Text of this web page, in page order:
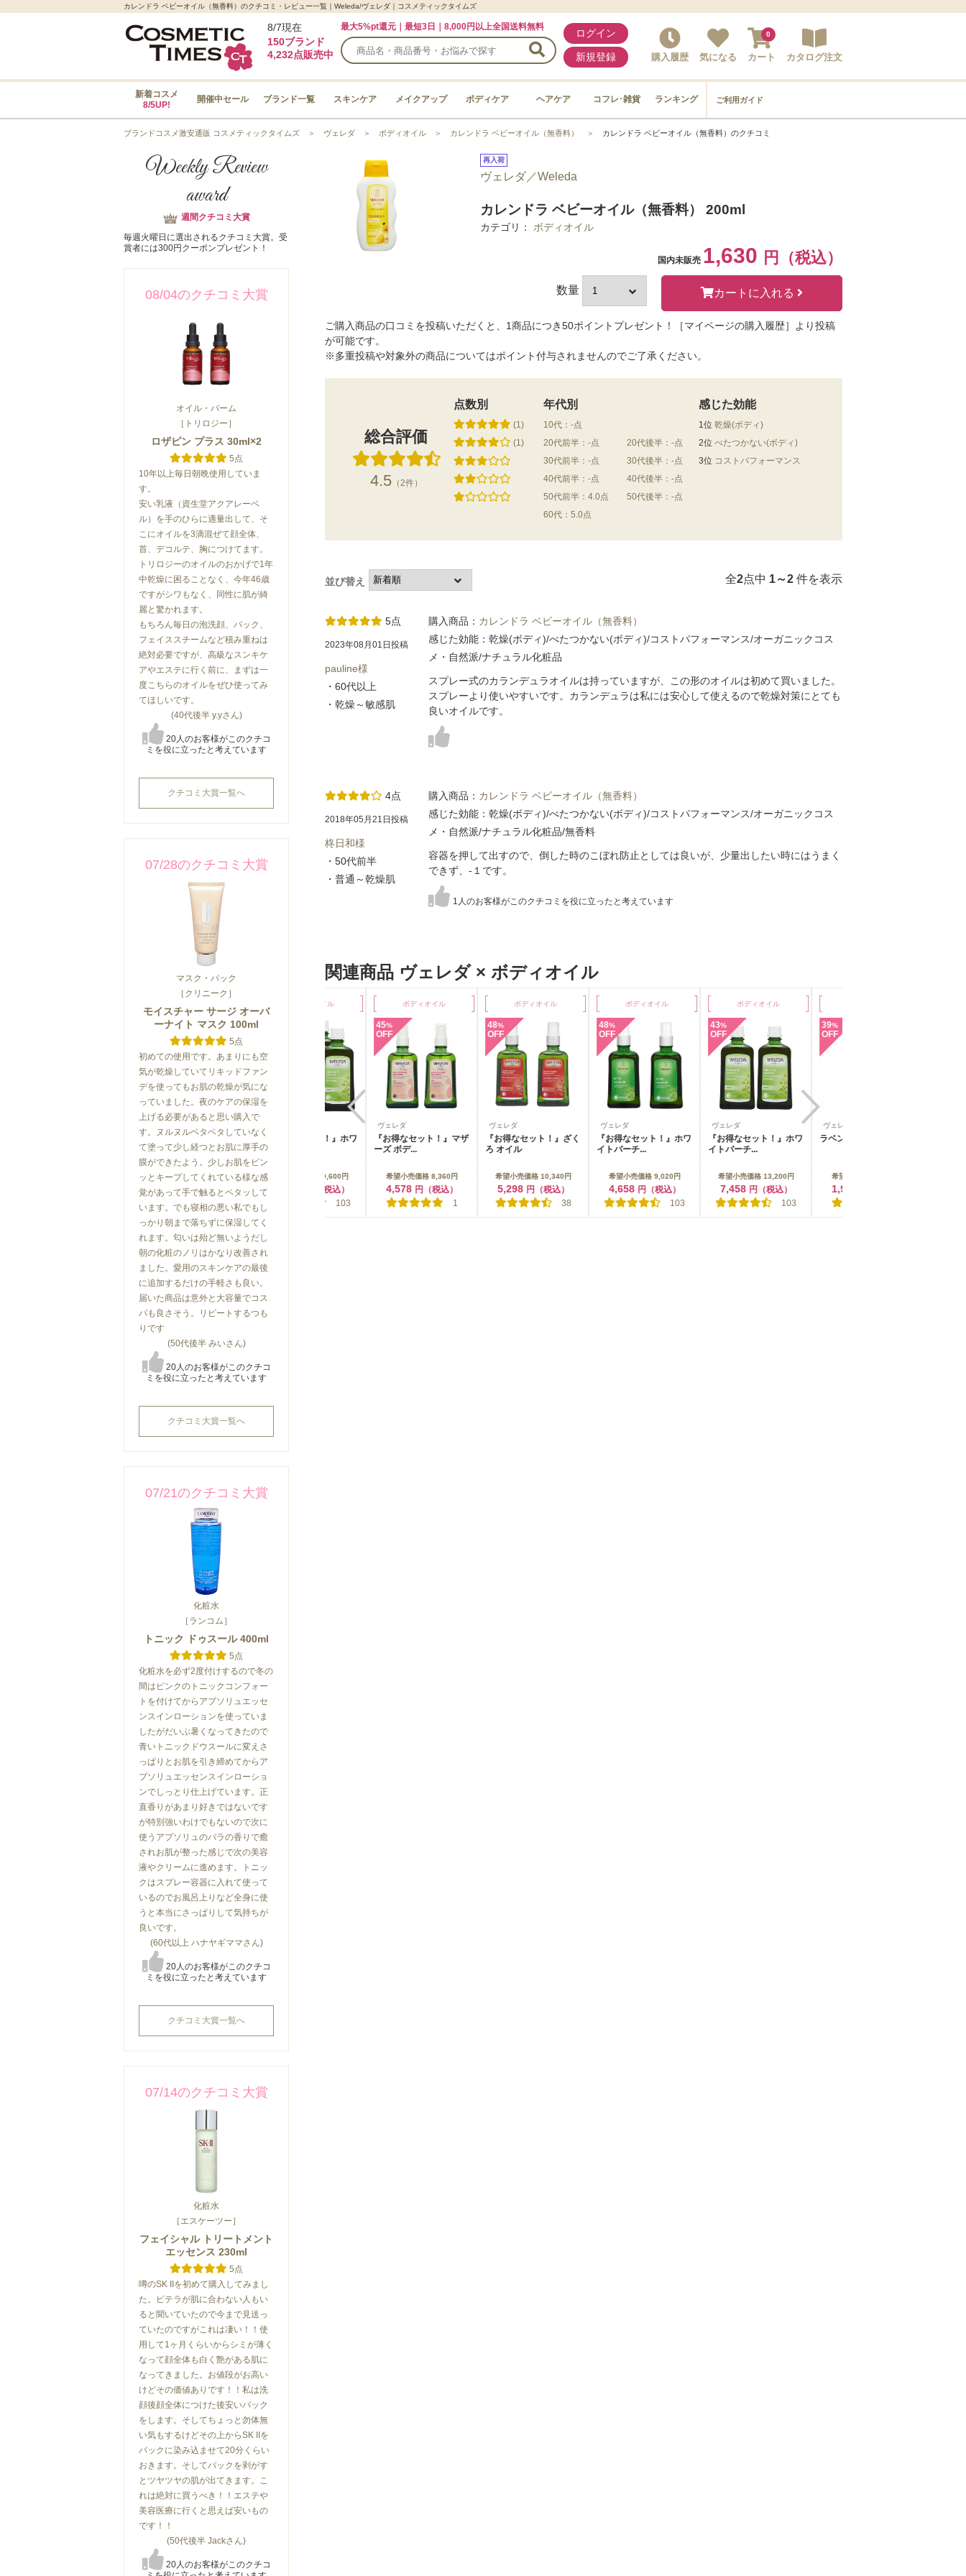
カレンドラ ベビーオイル（無香料）のクチコミ・レビュー一覧｜Weleda/ヴェレダ｜コスメティックタイムズ
8/7現在
150ブランド
4,232点販売中
最大5%pt還元｜最短3日｜8,000円以上全国送料無料
ログイン
新規登録 購入履歴 気になる カート
0
カタログ注文
新着コスメ
8/5UP!
開催中セール ブランド一覧 スキンケア メイクアップ ボディケア ヘアケア コフレ･雑貨 ランキング ご利用ガイド
ブランドコスメ激安通販 コスメティックタイムズ ＞ ヴェレダ ＞ ボディオイル ＞ カレンドラ ベビーオイル（無香料） ＞ カレンドラ ベビーオイル（無香料）のクチコミ
Weekly Review
award
週間クチコミ大賞
毎週火曜日に選出されるクチコミ大賞。受
賞者には300円クーポンプレゼント！
08/04のクチコミ大賞
オイル・バーム
［トリロジー］
ロザピン プラス 30ml×2
5点
10年以上毎日朝晩使用していま
す。
安い乳液（資生堂アクアレーベ
ル）を手のひらに適量出して、そ
こにオイルを3滴混ぜて顔全体、
首、デコルテ、胸につけてます。
トリロジーのオイルのおかげで1年
中乾燥に困ることなく、今年46歳
ですがシワもなく、同性に肌が綺
麗と驚かれます。
もちろん毎日の泡洗顔、パック、
フェイススチームなど積み重ねは
絶対必要ですが、高級なスンキケ
アやエステに行く前に、まずは一
度こちらのオイルをぜひ使ってみ
てほしいです。
(40代後半 y.yさん)
20人のお客様がこのクチコ
ミを役に立ったと考えています
クチコミ大賞一覧へ
07/28のクチコミ大賞
マスク・パック
［クリニーク］
モイスチャー サージ オーバ
ーナイト マスク 100ml
5点
初めての使用です。あまりにも空
気が乾燥していてリキッドファン
デを使ってもお肌の乾燥が気にな
っていました。夜のケアの保湿を
上げる必要があると思い購入で
す。ヌルヌルベタベタしていなく
て塗って少し経つとお肌に厚手の
膜ができたよう。少しお肌をピン
ッとキープしてくれている様な感
覚があって手で触るとペタッして
います。でも寝相の悪い私でもし
っかり朝まで落ちずに保湿してく
れます。匂いは殆ど無いようだし
朝の化粧のノリはかなり改善され
ました。愛用のスキンケアの最後
に追加するだけの手軽さも良い。
届いた商品は意外と大容量でコス
パも良さそう。リピートするつも
りです
(50代後半 みいさん)
20人のお客様がこのクチコ
ミを役に立ったと考えています
クチコミ大賞一覧へ
07/21のクチコミ大賞
化粧水
［ランコム］
トニック ドゥスール 400ml
5点
化粧水を必ず2度付けするので冬の
間はピンクのトニックコンフォー
トを付けてからアプソリュエッセ
ンスインローションを使っていま
したがだいぶ暑くなってきたので
青いトニックドウスールに変えさ
っぱりとお肌を引き締めてからア
プソリュエッセンスインローショ
ンでしっとり仕上げています。正
直香りがあまり好きではないです
が特別強いわけでもないので次に
使うアプソリュのバラの香りで癒
されお肌が整った感じで次の美容
液やクリームに進めます。トニッ
クはスプレー容器に入れて使って
いるのでお風呂上りなど全身に使
うと本当にさっぱりして気持ちが
良いです。
(60代以上 ハナヤギママさん)
20人のお客様がこのクチコ
ミを役に立ったと考えています
クチコミ大賞一覧へ
07/14のクチコミ大賞
化粧水
［エスケーツー］
フェイシャル トリートメント
エッセンス 230ml
5点
噂のSK IIを初めて購入してみまし
た。ピテラが肌に合わない人もい
ると聞いていたので今まで見送っ
ていたのですがこれは凄い！！使
用して1ヶ月くらいからシミが薄く
なって顔全体も白く艶がある肌に
なってきました。お値段がお高い
けどその価値ありです！！私は洗
顔後顔全体につけた後安いパック
をします。そしてちょっと勿体無
い気もするけどその上からSK IIを
パックに染み込ませて20分くらい
おきます。そしてパックを剥がす
とツヤツヤの肌が出てきます。こ
れは絶対に買うべき！！エステや
美容医療に行くと思えば安いもの
です！！
(50代後半 Jackさん)
20人のお客様がこのクチコ
再入荷
ヴェレダ／Weleda
カレンドラ ベビーオイル（無香料） 200ml
カテゴリ： ボディオイル
国内未販売 1,630 円（税込）
カートに入れる
数量
ご購入商品の口コミを投稿いただくと、1商品につき50ポイントプレゼント！［マイページの購入履歴］より投稿
が可能です。
※多重投稿や対象外の商品についてはポイント付与されませんのでご了承ください。
総合評価
4.5（2件）
点数別 年代別 感じた効能
(1) 10代：-点 1位 乾燥(ボディ)
(1)
20代前半：-点 20代後半：-点 2位 べたつかない(ボディ)
30代前半：-点
30代後半：-点 3位 コストパフォーマンス
40代前半：-点
40代後半：-点
50代前半：4.0点
50代後半：-点
60代：5.0点
並び替え 全2点中 1～2 件を表示
5点
2023年08月01日投稿
pauline様
・60代以上
・乾燥～敏感肌
購入商品： カレンドラ ベビーオイル（無香料）
感じた効能：乾燥(ボディ)/べたつかない(ボディ)/コストパフォーマンス/オーガニックコス
メ・自然派/ナチュラル化粧品
スプレー式のカランデュラオイルは持っていますが、この形のオイルは初めて買いました。
スプレーより使いやすいです。カランデュラは私には安心して使えるので乾燥対策にとても
良いオイルです。
4点
2018年05月21日投稿
柊日和様
・50代前半
・普通～乾燥肌
購入商品： カレンドラ ベビーオイル（無香料）
感じた効能：乾燥(ボディ)/べたつかない(ボディ)/コストパフォーマンス/オーガニックコス
メ・自然派/ナチュラル化粧品/無香料
容器を押して出すので、倒した時のこぼれ防止としては良いが、少量出したい時にはうまく
できず、-１です。
1人のお客様がこのクチコミを役に立ったと考えています
関連商品 ヴェレダ × ボディオイル
45%
カレンドラ マッサージ
オイル（ポ...
希望小売価格 3,190円
1,740円（税込）
2
ボディオイル
『お得なセット！』ホワ
イトバーチ...
希望小売価格 39,600円
22,150
円（税込）
103
ボディオイル
45%
OFF
ヴェレダ
『お得なセット！』マザ
ーズ ボデ...
希望小売価格 8,360円
4,578円（税込）
ボディオイル
48%
OFF
ヴェレダ
『お得なセット！』ざく
ろ オイル
希望小売価格 10,340円
5,298円（税込）
38
ボディオイル
48%
OFF
ヴェレダ
『お得なセット！』ホワ
イトバーチ...
希望小売価格 9,020円
4,658円（税込）
103
ボディオイル
43%
OFF
ヴェレダ
『お得なセット！』ホワ
イトバーチ...
希望小売価格 13,200円
7,458円（税込）
103
39%
OFF
ヴェレダ
ラベンダーオイル
希望小売価格 3,190円
1,920